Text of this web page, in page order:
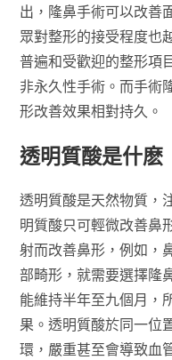
出，隆鼻手術可以改善
眾對整形的接受程度也
普遍和受歡迎的整形項
非永久性手術。而手術
形改善效果相對持久。
透明質酸是什麽
透明質酸是天然物質，
明質酸只可輕微改善鼻
射而改善鼻形，例如，
部畸形，就需要選擇隆
能維持半年至九個月，
果。透明質酸於同一位
環，嚴重甚至會導致血